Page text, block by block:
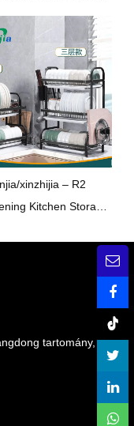
állvány
acél
lefolyórács
xinzhijia – R2
Kitchen Storage
Rack Stainless Steel
tartomány,